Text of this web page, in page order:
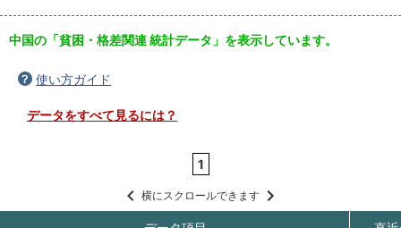
中国の「貧困・格差関連 統計データ」を表示しています。
使い方ガイド
データをすべて見るには？
1
横にスクロールできます